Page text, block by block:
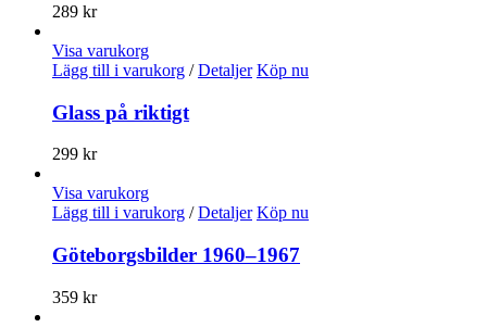
289 kr
Visa varukorg
Lägg till i varukorg / Detaljer Köp nu
Glass på riktigt
299 kr
Visa varukorg
Lägg till i varukorg / Detaljer Köp nu
Göteborgsbilder 1960–1967
359 kr